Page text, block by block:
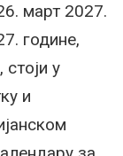
март 2027.
године,
у
и